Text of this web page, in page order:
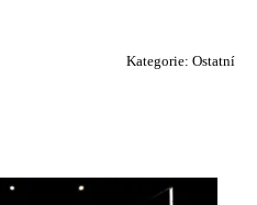
Kategorie: Ostatní